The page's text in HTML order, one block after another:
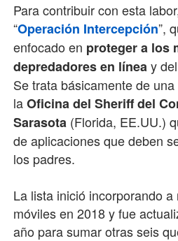
Para contribuir con esta
“Operación Intercepción”,
enfocado en proteger a los
depredadores en líneay
Se trata básicamente de
laOficina del Sheriff del
Sarasota (Florida, EE.UU.)
de aplicaciones que deben
los padres.
La lista inició incorporando
móviles en 2018 y fue
año para sumar otras seis